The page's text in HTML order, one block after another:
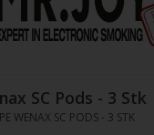
SC Pods - 3 Stk
WENAX SC PODS - 3 STK